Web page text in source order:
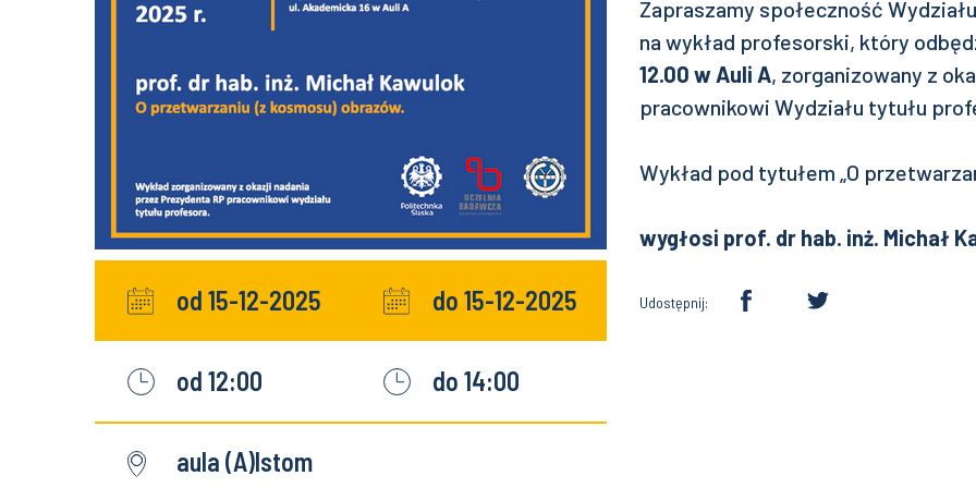
od 15-12-2025
od 12:00
do 15-12-2025
do 14:00
aula (A)lstom
Zapraszamy społeczność
na wykład profesorski, który
12.00 w Auli A, zorganizowany z
pracownikowi Wydziału tytułu
Wykład pod tytułem „O
wygłosi prof. dr hab. inż. Michał
Udostępnij: